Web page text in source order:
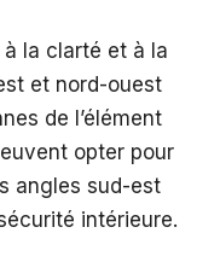
à la clarté et à la
et nord-ouest
de l’élément
opter pour
angles sud-est
intérieure.